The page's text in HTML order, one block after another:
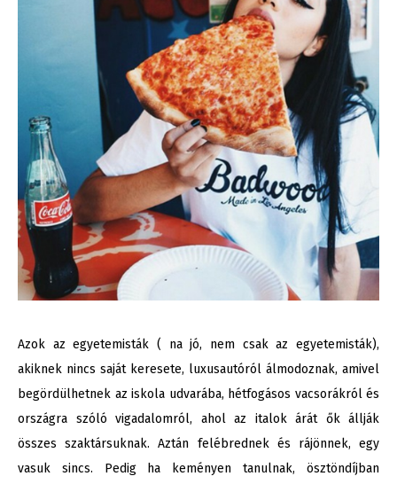
Azok az egyetemisták ( na jó, nem csak az egyetemisták),
akiknek nincs saját keresete, luxusautóról álmodoznak, amivel
begördülhetnek az iskola udvarába, hétfogásos vacsorákról és
országra szóló vigadalomról, ahol az italok árát ők állják
összes szaktársuknak. Aztán felébrednek és rájönnek, egy
vasuk sincs. Pedig ha keményen tanulnak, ösztöndíjban